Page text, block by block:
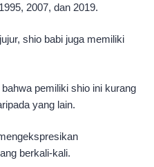
2007, dan 2019.
shio babi juga memiliki
pemiliki shio ini kurang
yang lain.
berkali-kali.